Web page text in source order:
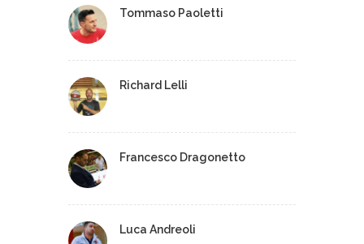
Tommaso Paoletti
Richard Lelli
Francesco Dragonetto
Luca Andreoli